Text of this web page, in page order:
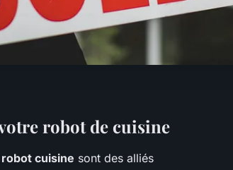
robot de cuisine
cuisine sont des alliés